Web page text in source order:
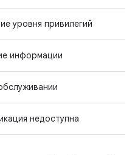
уровня привилегий
информации
недоступна